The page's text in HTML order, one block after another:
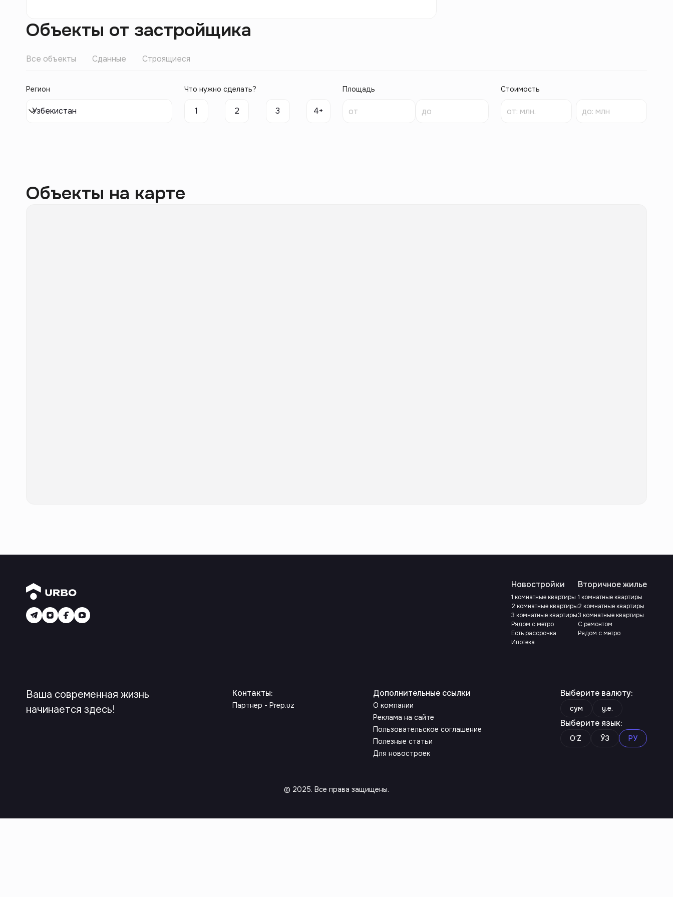
Объекты от застройщика
Все объекты Сданные Строящиеся
Регион
Узбекистан
Что нужно сделать?
1 2 3 4+
Площадь Стоимость
Объекты на карте
Новостройки
1 комнатные квартиры
2 комнатные квартиры
3 комнатные квартиры
Рядом с метро
Есть рассрочка
Ипотека
Вторичное жилье
1 комнатные квартиры
2 комнатные квартиры
3 комнатные квартиры
С ремонтом
Рядом с метро
Ваша современная жизнь
начинается здесь!
Контакты:
Партнер - Prep.uz
Дополнительные ссылки
О компании
Реклама на сайте
Пользовательское соглашение
Полезные статьи
Для новостроек
Выберите валюту:
сум y.e.
Выберите язык:
O‘Z ЎЗ РУ
© 2025. Все права защищены.